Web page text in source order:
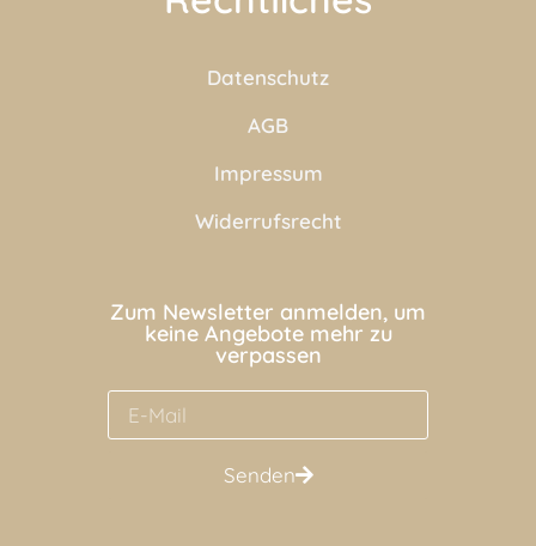
Datenschutz
AGB
Impressum
Widerrufsrecht
Zum Newsletter anmelden, um
keine Angebote mehr zu
verpassen
Senden